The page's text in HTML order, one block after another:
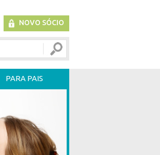
NOVO SÓCIO
PARA PAIS